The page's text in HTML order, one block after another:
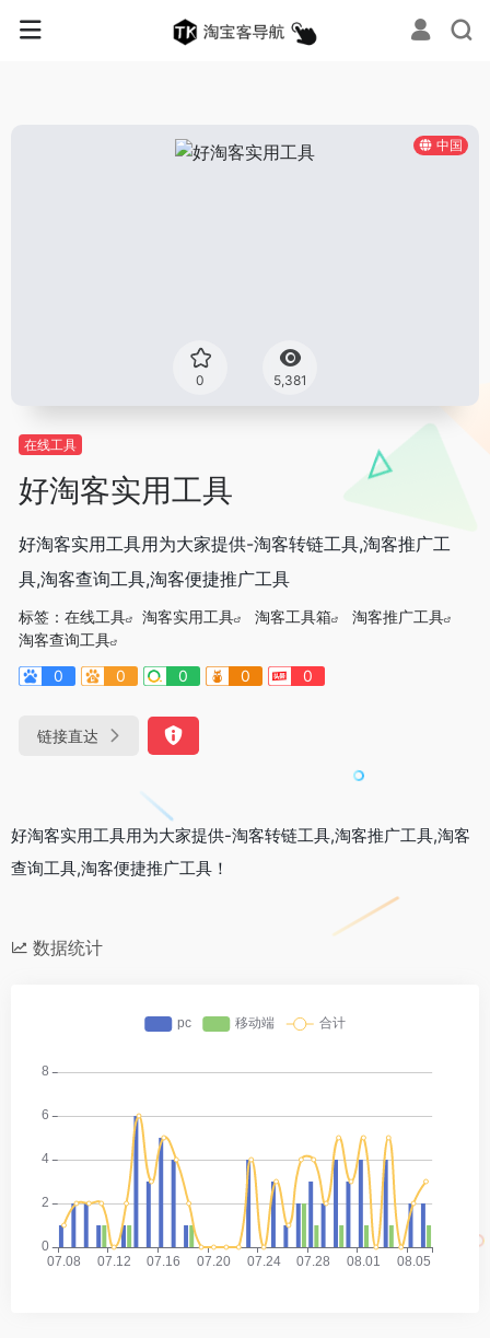
中国
0 5,381
在线工具
好淘客实用工具
好淘客实用工具用为大家提供-淘客转链工具,淘客推广工
具,淘客查询工具,淘客便捷推广工具
标签： 在线工具 淘客实用工具 淘客工具箱
淘客推广工具
淘客查询工具
0
0 0 0 0
链接直达
好淘客实用工具用为大家提供-淘客转链工具,淘客推广工具,淘客
查询工具,淘客便捷推广工具！
数据统计